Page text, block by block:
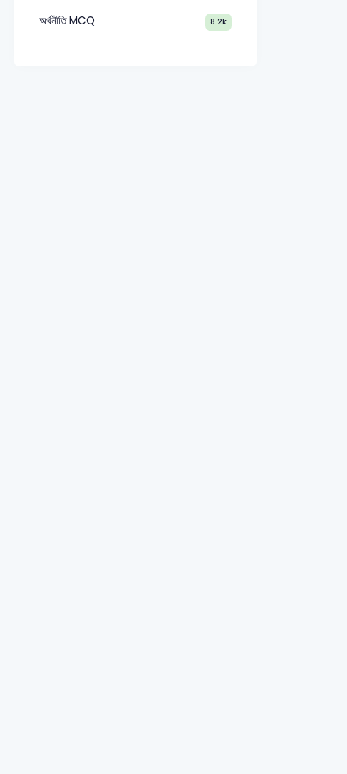
অর্থনীতি MCQ 8.2k